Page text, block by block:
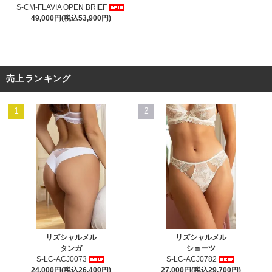
S-CM-FLAVIA OPEN BRIEF
49,000円(税込53,900円)
売上ランキング
1
リズシャルメル
タンガ
S-LC-ACJ0073
24,000円(税込26,400円)
2
リズシャルメル
ショーツ
S-LC-ACJ0782
27,000円(税込29,700円)